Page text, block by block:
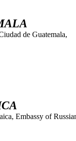
de Guatemala,
Embassy of